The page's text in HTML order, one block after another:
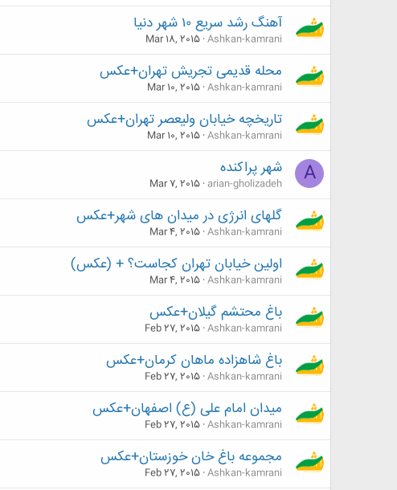
آهنگ رشد سریع ۱۰ شهر دنیا
Ashkan-kamrani
Mar 18, 2015
محله قدیمی تجریش تهران+عکس
Ashkan-kamrani
Mar 10, 2015
تاریخچه خیابان ولیعصر تهران+عکس
Ashkan-kamrani
Mar 10, 2015
A شهر پراکنده
arian-gholizadeh
Mar 7, 2015
گلهای انرژی در میدان‌ های شهر+عکس
Ashkan-kamrani
Mar 4, 2015
اولین خیابان تهران کجاست؟ + (عکس)
Ashkan-kamrani
Mar 4, 2015
باغ محتشم گیلان+عکس
Ashkan-kamrani
Feb 27, 2015
باغ شاهزاده ماهان کرمان+عکس
Ashkan-kamrani
Feb 27, 2015
میدان امام علی (ع) اصفهان+عکس
Ashkan-kamrani
Feb 27, 2015
مجموعه باغ خان خوزستان+عکس
Ashkan-kamrani
Feb 27, 2015